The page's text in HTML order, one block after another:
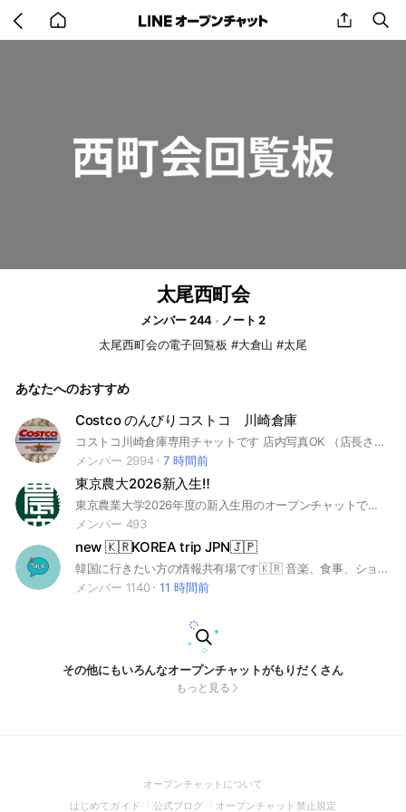
back
to
share
太尾西町会
メンバー 244
ノート 2
太尾西町会の電子回覧板 #大倉山 #太尾
あなたへのおすすめ
Costco のんびりコストコ 川崎倉庫
コストコ川崎倉庫専用チャットです 店内写真OK （店長さんから許可いただきました♪） よその方の写り込みがないようにご配慮お願いいたします^_^ コストコに行く人はもちろんのこと まだ足を運んだことのない方にも楽しんでもらえたらいいなーと そんな気持ちで作りました♡ 通知オフでお使い頂くといちいち通知がいかなくて煩わされません 優しい気持ちでやりとりできますように
メンバー 2994
7 時間前
東京農大2026新入生‼️
東京農業大学2026年度の新入生用のオープンチャットです。 交流や情報交換しましょう〜🙌✨ ⚠️2026年度新入生(新1年生)限定⚠️ 個人情報の流布は禁止‼️入学前交流会や入学式で連絡交換しましょう📱💬 下ネタ関連の名前、本名はなるべく避けてください #東京農業大学
メンバー 493
new 🇰🇷KOREA trip JPN🇯🇵
韓国に行きたい方の情報共有場です🇰🇷 音楽、食事、ショッピング、美活、観光したい！ 初めて行く人、お友達や家族と行く人 何を準備したらいいかわかりませんよね。 現地の情報を共有して みんなで楽しい旅行にしましょう！ ★...ご新規サマ大歓迎です ●現地の写真をupされる方へ 顔の表情がわかる写真は、ぼかしなどの加工をした上でupしてください ✅写された側への配慮をお願いします ✨ノート📓はどなたでもご利用ください 現地で購入したもの、ご飯した場所(特にひとり飯ok情報は有難いです!!)、子供と一緒に遊んだ施設等 ●本人同士がよければ敬語じゃなくて構いません ●荒らしや、何か起こった際には、管理人・副管理人にメンションをお願いします ✅対応できる者が返信します ♥️オフ会などは各々で開催されて結構です (管理人・副管理人は、トラブルがあっても責任は取りません) ❌あらゆるサイトへの招待コード等を貼る行為は禁止です ❌他アプリへの勧誘・他OCへの誘導は辞めてください (このことが発端で、メンバーさんがトラブルに遭われたら悲しいので)
メンバー 1140
11 時間前
その他にもいろんなオープンチャットがもりだくさん
もっと見る
オープンチャットについて
in
はじめてガイド (Open
公式ブログ (Open
オープンチャット禁止規定(Open